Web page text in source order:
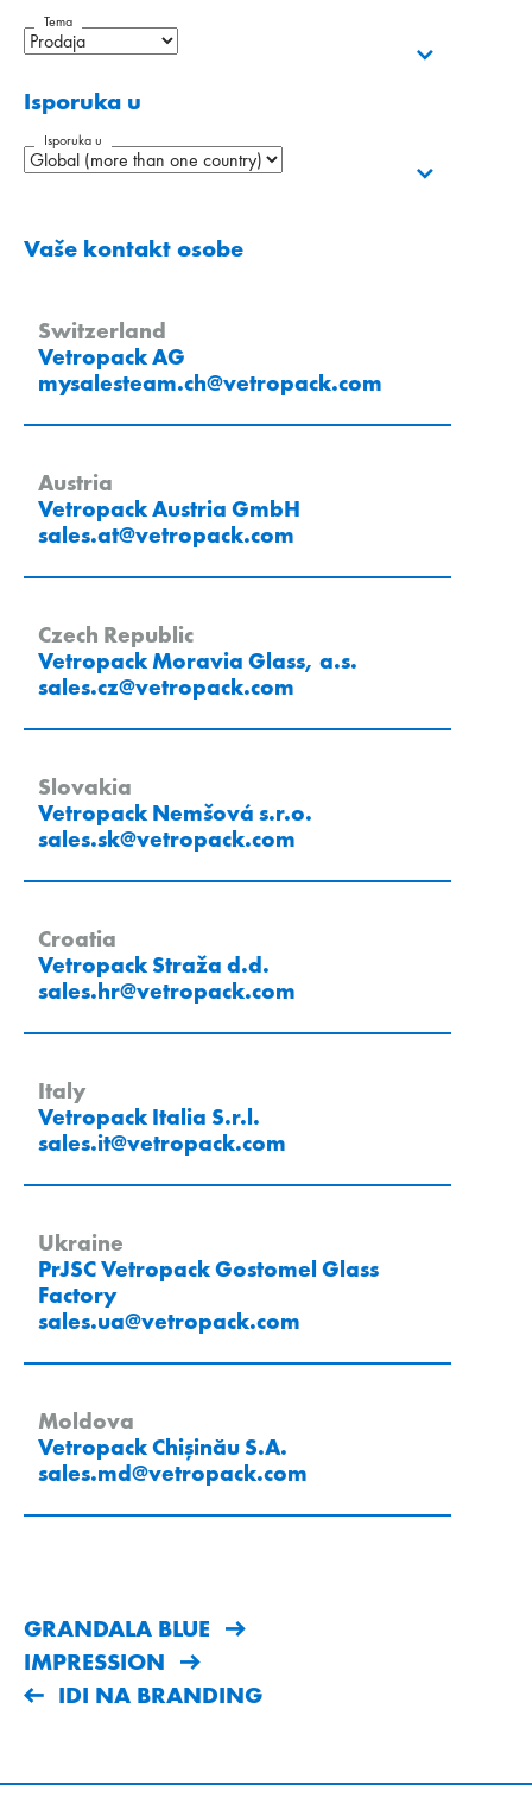
Tema
Isporuka u
Isporuka u
Vaše kontakt osobe
Switzerland
Vetropack AG
mysalesteam.ch@vetropack.com
Austria
Vetropack Austria GmbH
sales.at@vetropack.com
Czech Republic
Vetropack Moravia Glass, a.s.
sales.cz@vetropack.com
Slovakia
Vetropack Nemšová s.r.o.
sales.sk@vetropack.com
Croatia
Vetropack Straža d.d.
sales.hr@vetropack.com
Italy
Vetropack Italia S.r.l.
sales.it@vetropack.com
Ukraine
PrJSC Vetropack Gostomel Glass
Factory
sales.ua@vetropack.com
Moldova
Vetropack Chișinău S.A.
sales.md@vetropack.com
GRANDALA BLUE
IMPRESSION
IDI NA BRANDING